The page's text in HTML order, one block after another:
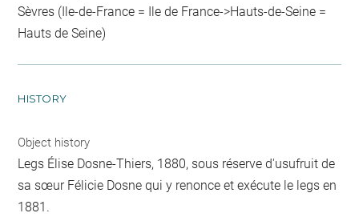
Sèvres (Ile-de-France = Ile de France->Hauts-de-Seine =
Hauts de Seine)
HISTORY
Object history
Legs Élise Dosne-Thiers, 1880, sous réserve d'usufruit de
sa sœur Félicie Dosne qui y renonce et exécute le legs en
1881.